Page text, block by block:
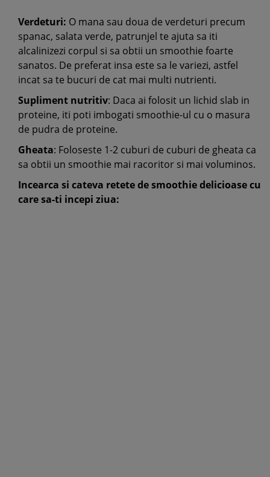
Verdeturi: O mana sau doua de verdeturi precum
spanac, salata verde, patrunjel te ajuta sa iti
alcalinizezi corpul si sa obtii un smoothie foarte
sanatos. De preferat insa este sa le variezi, astfel
incat sa te bucuri de cat mai multi nutrienti.
Supliment nutritiv: Daca ai folosit un lichid slab in
proteine, iti poti imbogati smoothie-ul cu o masura
de pudra de proteine.
Gheata: Foloseste 1-2 cuburi de cuburi de gheata ca
sa obtii un smoothie mai racoritor si mai voluminos.
Incearca si cateva retete de smoothie delicioase cu
care sa-ti incepi ziua: